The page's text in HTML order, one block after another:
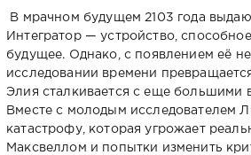
В мрачном будущем 2103 года
Интегратор — устройство,
будущее. Однако, с появлением её
исследовании времени
Элия сталкивается с еще большими
Вместе с молодым исследователем
катастрофу, которая угрожает
Максвеллом и попытки изменить